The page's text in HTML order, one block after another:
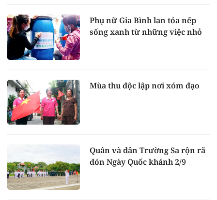
Phụ nữ Gia Bình lan tỏa nếp
sống xanh từ những việc nhỏ
Mùa thu độc lập nơi xóm đạo
Quân và dân Trường Sa rộn rã
đón Ngày Quốc khánh 2/9